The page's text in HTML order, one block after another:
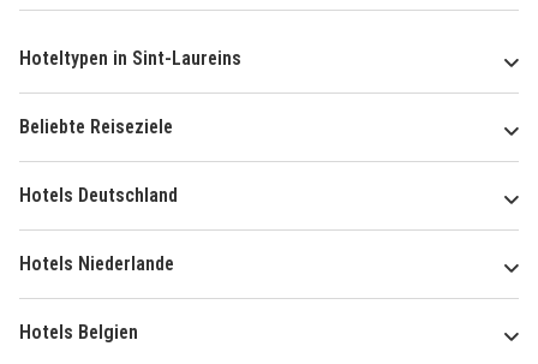
Hoteltypen in Sint-Laureins
Beliebte Reiseziele
Hotels Deutschland
Hotels Niederlande
Hotels Belgien